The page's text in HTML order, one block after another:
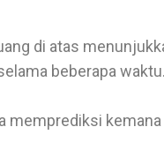
di atas
beberapa waktu.
memprediksi